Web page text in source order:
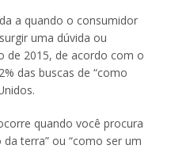
a quando o consumidor
uma dúvida ou
de 2015, de acordo com o
das buscas de “como
quando você procura
terra” ou “como ser um